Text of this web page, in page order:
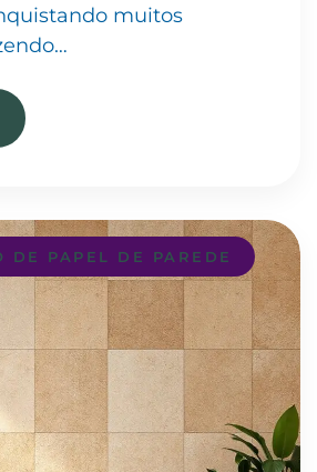
muitos
DE PAPEL DE PAREDE